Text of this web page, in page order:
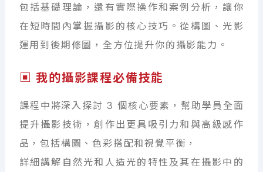
包括基礎理論，還有實際操作和案例分析，讓你
在短時間內掌握攝影的核心技巧。從構圖、光影
運用到後期修圖，全方位提升你的攝影能力。
▣ 我的攝影課程必備技能
課程中將深入探討 3 個核心要素，幫助學員全面
提升攝影技術，創作出更具吸引力和與高級感作
品，包括構圖、色彩搭配和視覺平衡，
詳細講解自然光和人造光的特性及其在攝影中的